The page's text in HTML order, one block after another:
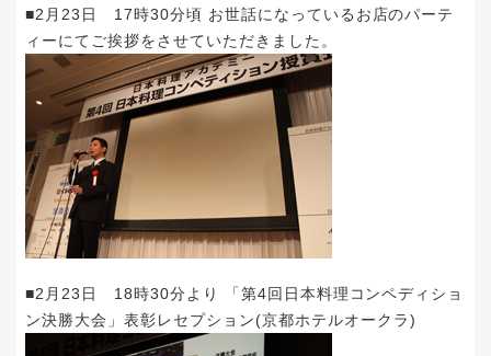
■2月23日 17時30分頃 お世話になっているお店のパーテ
ィーにてご挨拶をさせていただきました。
■2月23日 18時30分より 「第4回日本料理コンペディショ
ン決勝大会」表彰レセプション(京都ホテルオークラ)